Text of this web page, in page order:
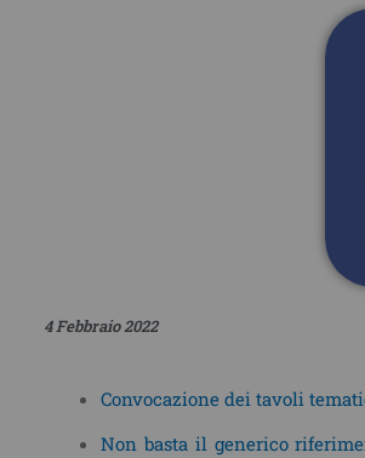
4 Febbraio 2022
Convocazione dei tavoli
Non basta il generico